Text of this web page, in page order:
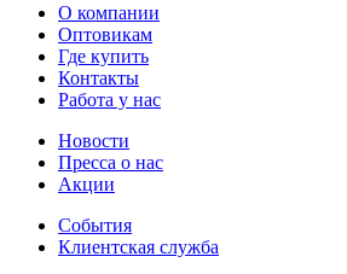
О компании
Оптовикам
Где купить
Контакты
Работа у нас
Новости
Пресса о нас
Акции
События
Клиентская служба